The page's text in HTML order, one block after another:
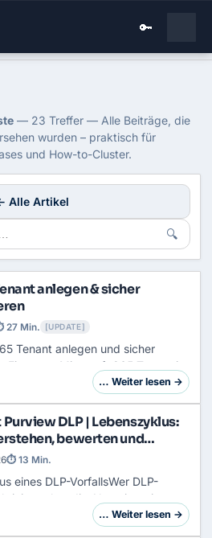
🔑
— 23 Treffer — Alle Beiträge, die
wurden – praktisch für
und How-to-Cluster.
Alle Artikel
🔍
anlegen & sicher
Tenant anlegen und sicher
neuer Microsoft 365 Tenant ist
wenigen Minuten erstellt. Über
27 Min. [UPDATE]
… Weiter lesen →
DLP | Lebenszyklus:
bewerten und
eines DLP-VorfallsWer DLP-
aber die Alerts ignoriert,
Theater. Ein DLP-System
⏱ 13 Min.
… Weiter lesen →